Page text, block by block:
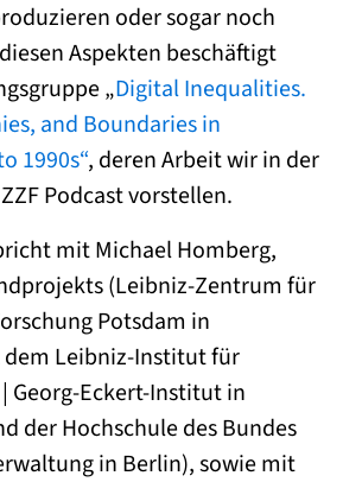
oder sogar noch
Aspekten beschäftigt
„Digital Inequalities.
and Boundaries in
1990s“, deren Arbeit wir in der
Podcast vorstellen.
mit Michael Homberg,
(Leibniz-Zentrum für
Potsdam in
Leibniz-Institut für
Georg-Eckert-Institut in
der Hochschule des Bundes
in Berlin), sowie mit